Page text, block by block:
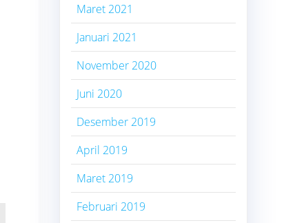
Maret 2021
Januari 2021
November 2020
Juni 2020
Desember 2019
April 2019
Maret 2019
Februari 2019